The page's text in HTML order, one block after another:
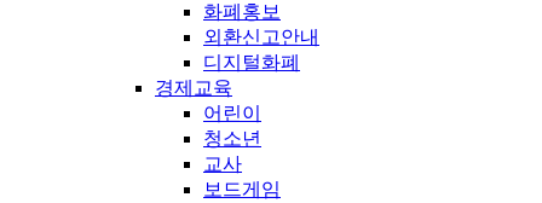
화폐홍보
외환신고안내
디지털화폐
경제교육
어린이
청소년
교사
보드게임